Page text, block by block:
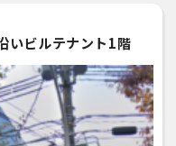
いビルテナント1階